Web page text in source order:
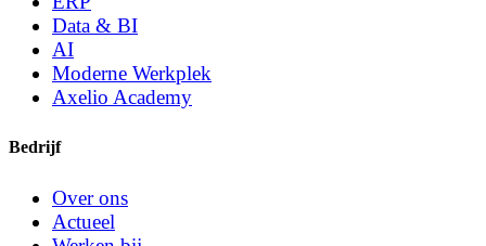
Data & BI
AI
Moderne Werkplek
Axelio Academy
Bedrijf
Over ons
Actueel